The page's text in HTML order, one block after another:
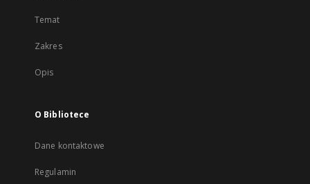
Temat
Zakres
Opis
O Bibliotece
Dane kontaktowe
Regulamin